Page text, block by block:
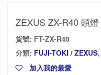
ZEXUS ZX-R40 頭燈
貨號: FT-ZX-R40
分類: FUJI-TOKI / ZEXUS,
加入我的最愛